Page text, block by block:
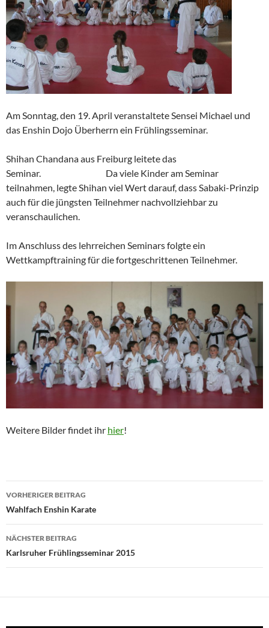
Am Sonntag, den 19. April veranstaltete Sensei Michael und
das Enshin Dojo Überherrn ein Frühlingsseminar.
Shihan Chandana aus Freiburg leitete das
Seminar. Da viele Kinder am Seminar
teilnahmen, legte Shihan viel Wert darauf, dass Sabaki-Prinzip
auch für die jüngsten Teilnehmer nachvollziehbar zu
veranschaulichen.
Im Anschluss des lehrreichen Seminars folgte ein
Wettkampftraining für die fortgeschrittenen Teilnehmer.
Weitere Bilder findet ihr hier!
Beitragsnavigation
VORHERIGER BEITRAG
Wahlfach Enshin Karate
NÄCHSTER BEITRAG
Karlsruher Frühlingsseminar 2015